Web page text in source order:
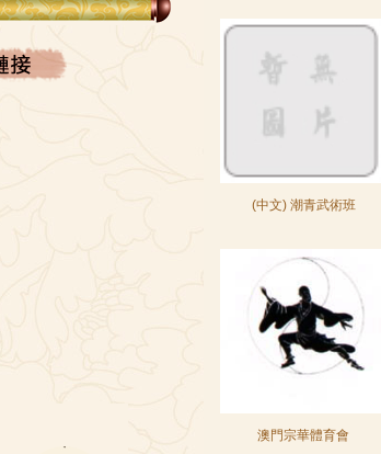
(中文) 潮青武術班
澳門宗華體育會